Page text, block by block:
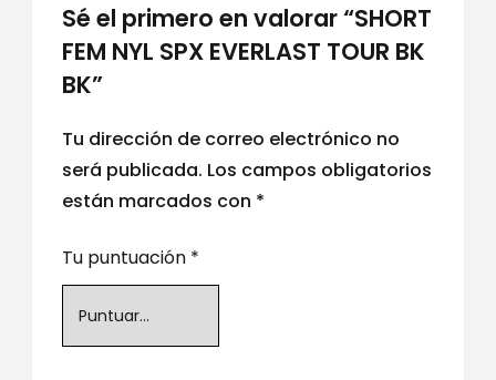
Sé el primero en valorar “SHORT
FEM NYL SPX EVERLAST TOUR BK
BK”
Tu dirección de correo electrónico no
será publicada. Los campos obligatorios
están marcados con *
Tu puntuación *